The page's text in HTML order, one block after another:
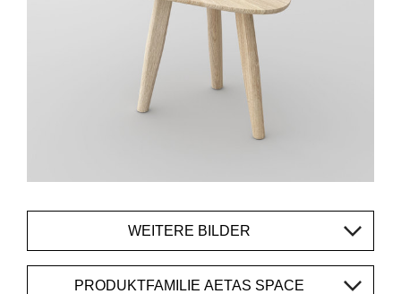
WEITERE BILDER
PRODUKTFAMILIE AETAS SPACE